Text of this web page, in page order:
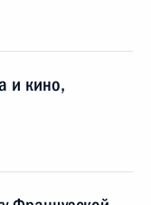
и кино,